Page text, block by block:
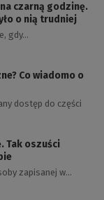
czarną godzinę.
o nią trudniej
gdy…
Co wiadomo o
dostęp do części
Tak oszuści
zapisanej w…